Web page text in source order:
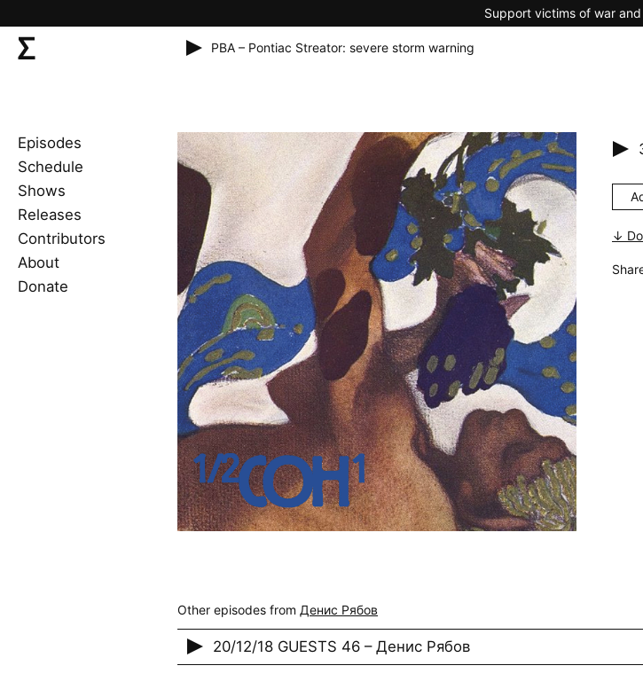
Support victims of war
PBA – Pontiac Streator: severe storm warning
Episodes
Schedule
Shows
Releases
Contributors
About
Donate
↓
Other episodes from Денис Рябов
20/12/18 GUESTS 46 – Денис Рябов